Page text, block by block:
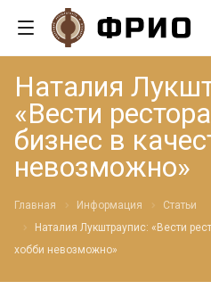
Наталия
«Вести
бизнес в
невозможно»
Главная Информация
Статьи
Наталия Лукштраупис: «Вести
хобби невозможно»